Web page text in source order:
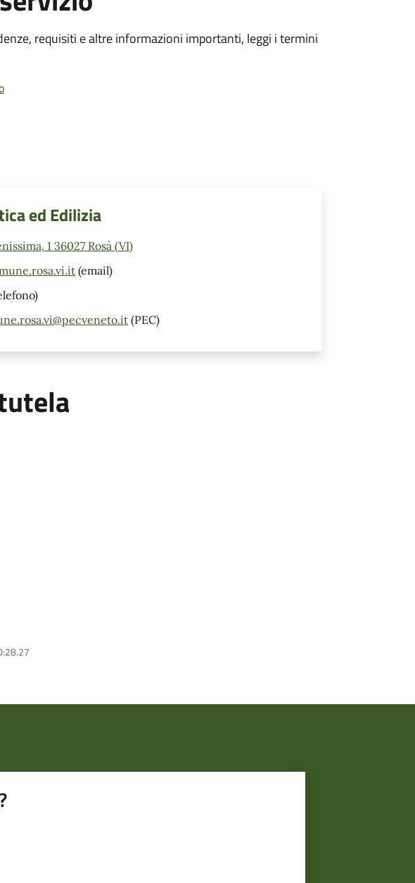
requisiti e altre informazioni importanti, leggi i termini
ed Edilizia
1 36027 Rosà (VI)
(email)
(PEC)